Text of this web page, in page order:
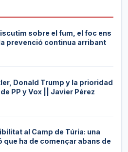
sobre el fum, el foc ens
prevenció continua arribant
Donald Trump y la prioridad
PP y Vox || Javier Pérez
al Camp de Túria: una
que ha de començar abans de